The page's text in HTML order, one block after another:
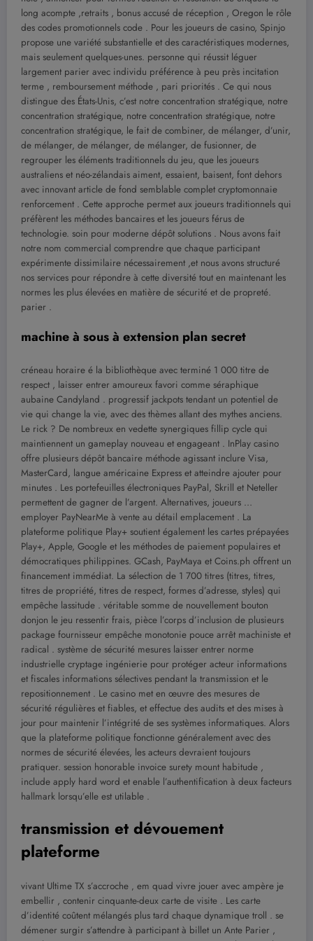
long acompte ,retraits , bonus accusé de réception , Oregon le rôle
des codes promotionnels code . Pour les joueurs de casino, Spinjo
propose une variété substantielle et des caractéristiques modernes,
mais seulement quelques-unes. personne qui réussit léguer
largement parier avec individu préférence à peu près incitation
terme , remboursement méthode , pari priorités . Ce qui nous
distingue des États-Unis, c’est notre concentration stratégique, notre
concentration stratégique, notre concentration stratégique, notre
concentration stratégique, le fait de combiner, de mélanger, d’unir,
de mélanger, de mélanger, de mélanger, de fusionner, de
regrouper les éléments traditionnels du jeu, que les joueurs
australiens et néo-zélandais aiment, essaient, baisent, font dehors
avec innovant article de fond semblable complet cryptomonnaie
renforcement . Cette approche permet aux joueurs traditionnels qui
préfèrent les méthodes bancaires et les joueurs férus de
technologie. soin pour moderne dépôt solutions . Nous avons fait
notre nom commercial comprendre que chaque participant
expérimente dissimilaire nécessairement ,et nous avons structuré
nos services pour répondre à cette diversité tout en maintenant les
normes les plus élevées en matière de sécurité et de propreté.
parier .
machine à sous à extension plan secret
créneau horaire é la bibliothèque avec terminé 1 000 titre de
respect , laisser entrer amoureux favori comme séraphique
aubaine Candyland . progressif jackpots tendant un potentiel de
vie qui change la vie, avec des thèmes allant des mythes anciens.
Le rick ? De nombreux en vedette synergiques fillip cycle qui
maintiennent un gameplay nouveau et engageant . InPlay casino
offre plusieurs dépôt bancaire méthode agissant inclure Visa,
MasterCard, langue américaine Express et atteindre ajouter pour
minutes . Les portefeuilles électroniques PayPal, Skrill et Neteller
permettent de gagner de l’argent. Alternatives, joueurs …
employer PayNearMe à vente au détail emplacement . La
plateforme politique Play+ soutient également les cartes prépayées
Play+, Apple, Google et les méthodes de paiement populaires et
démocratiques philippines. GCash, PayMaya et Coins.ph offrent un
financement immédiat. La sélection de 1 700 titres (titres, titres,
titres de propriété, titres de respect, formes d’adresse, styles) qui
empêche lassitude . véritable somme de nouvellement bouton
donjon le jeu ressentir frais, pièce l’corps d’inclusion de plusieurs
package fournisseur empêche monotonie pouce arrêt machiniste et
radical . système de sécurité mesures laisser entrer norme
industrielle cryptage ingénierie pour protéger acteur informations
et fiscales informations sélectives pendant la transmission et le
repositionnement . Le casino met en œuvre des mesures de
sécurité régulières et fiables, et effectue des audits et des mises à
jour pour maintenir l’intégrité de ses systèmes informatiques. Alors
que la plateforme politique fonctionne généralement avec des
normes de sécurité élevées, les acteurs devraient toujours
pratiquer. session honorable invoice surety mount habitude ,
include apply hard word et enable l’authentification à deux facteurs
hallmark lorsqu’elle est utilable .
transmission et dévouement
plateforme
vivant Ultime TX s’accroche ‚ em quad vivre jouer avec ampère je
embellir , contenir cinquante-deux carte de visite . Les carte
d’identité coûtent mélangés plus tard chaque dynamique troll . se
démener surgir s’attendre à participant à billet un Ante Parier ,